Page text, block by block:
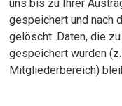
uns bis zu Ihrer
gespeichert und nach
gelöscht. Daten, die
gespeichert wurden
Mitgliederbereich)